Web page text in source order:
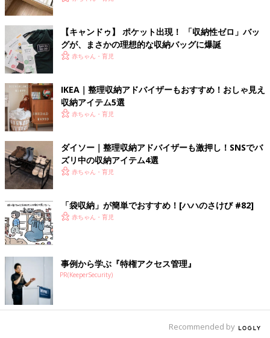
【キャンドゥ】 ポケット出現！ 「収納性ゼロ」バッ
グが、まさかの理想的な収納バッグに爆誕
赤ちゃん・育児
IKEA｜整理収納アドバイザーもおすすめ！おしゃ見え
収納アイテム5選
赤ちゃん・育児
ダイソー｜整理収納アドバイザーも激押し！SNSでバ
ズリ中の収納アイテム4選
赤ちゃん・育児
「袋収納」が簡単でおすすめ！[ハハのさけび #82]
赤ちゃん・育児
事例から学ぶ『特権アクセス管理』
PR(KeeperSecurity)
Recommended by